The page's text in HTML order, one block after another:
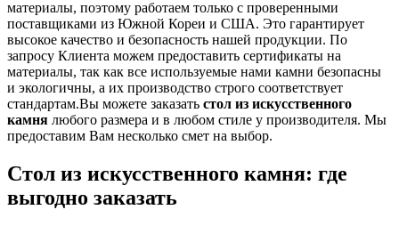
материалы, поэтому работаем только с проверенными
поставщиками из Южной Кореи и США. Это гарантирует
высокое качество и безопасность нашей продукции. По
запросу Клиента можем предоставить сертификаты на
материалы, так как все используемые нами камни безопасны
и экологичны, а их производство строго соответствует
стандартам.Вы можете заказать стол из искусственного
камня любого размера и в любом стиле у производителя. Мы
предоставим Вам несколько смет на выбор.
Стол из искусственного камня: где
выгодно заказать